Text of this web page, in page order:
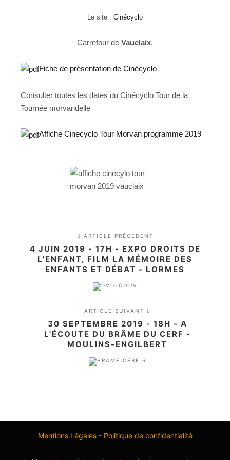
Le site : Cinécyclo
Carrefour de Vauclaix.
Fiche de présentation de Cinécyclo
Consulter toutes les dates du Cinécyclo Tour de la
Tournée morvandelle
Affiche Cinecyclo Tour Morvan programme 2019
ARTICLE PRÉCÉDENT
4 JUIN 2019 - 17H - EXPO DROITS DE
L'ENFANT, FILM LA MÉMOIRE DES
ENFANTS ET DÉBAT - LORMES
ARTICLE SUIVANT
30 SEPTEMBRE 2019 - 18H - A
L'ÉCOUTE DU BRÂME DU CERF -
MOULINS-ENGILBERT
Mentions Légales- Politique de confidentialité